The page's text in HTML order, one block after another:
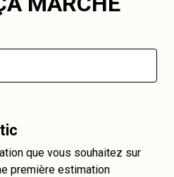
que vous souhaitez sur
première estimation